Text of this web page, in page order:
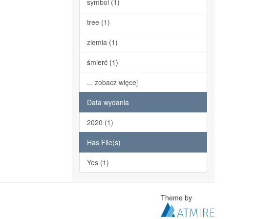
symbol (1)
tree (1)
ziemia (1)
śmierć (1)
... zobacz więcej
Data wydania
2020 (1)
Has File(s)
Yes (1)
Theme by